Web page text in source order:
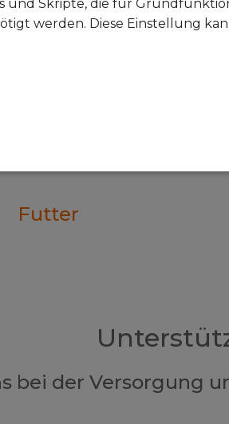
Futter
bei der Versorgung
und Skripte, die für
werden. Diese Einstellung